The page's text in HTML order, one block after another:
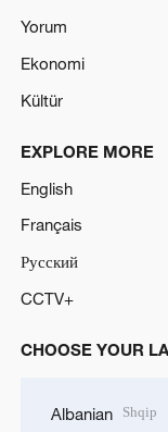
Yorum
Ekonomi
Kültür
EXPLORE MORE
English
Français
Русский
CCTV+
CHOOSE YOUR
Albanian Shqip